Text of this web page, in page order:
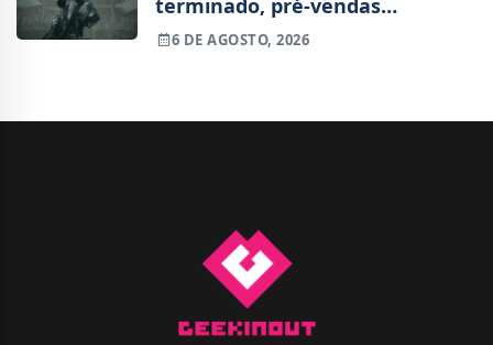
começam na próxima semana
6 DE AGOSTO, 2026